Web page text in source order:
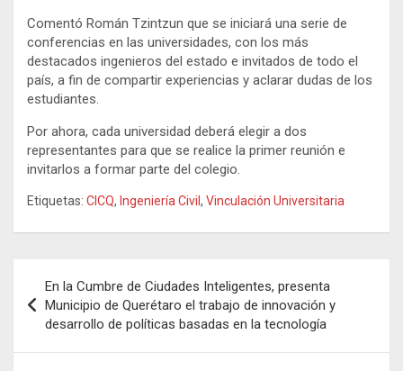
Comentó Román Tzintzun que se iniciará una serie de
conferencias en las universidades, con los más
destacados ingenieros del estado e invitados de todo el
país, a fin de compartir experiencias y aclarar dudas de los
estudiantes.
Por ahora, cada universidad deberá elegir a dos
representantes para que se realice la primer reunión e
invitarlos a formar parte del colegio.
Etiquetas: CICQ, Ingeniería Civil , Vinculación Universitaria
de
entradas
En la Cumbre de Ciudades Inteligentes, presenta
Municipio de Querétaro el trabajo de innovación y
desarrollo de políticas basadas en la tecnología